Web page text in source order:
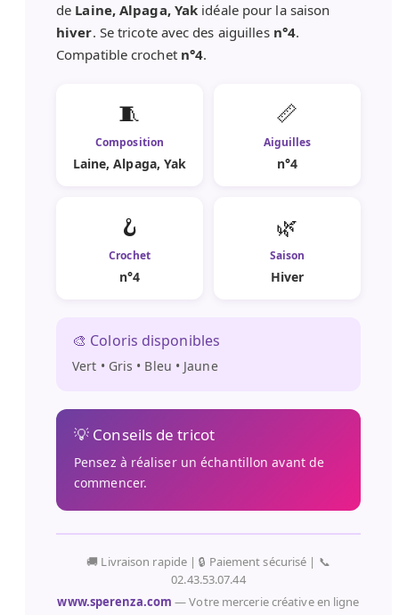
de Laine, Alpaga, Yak idéale pour la saison
hiver. Se tricote avec des aiguilles n°4.
Compatible crochet n°4.
🧵
Composition
Laine, Alpaga, Yak
📏
Aiguilles
n°4
🪝
Crochet
n°4
🌿
Saison
Hiver
🎨 Coloris disponibles
Vert • Gris • Bleu • Jaune
💡 Conseils de tricot
Pensez à réaliser un échantillon avant de
commencer.
🚚 Livraison rapide | 🔒 Paiement sécurisé | 📞
02.43.53.07.44
www.sperenza.com — Votre mercerie créative en ligne